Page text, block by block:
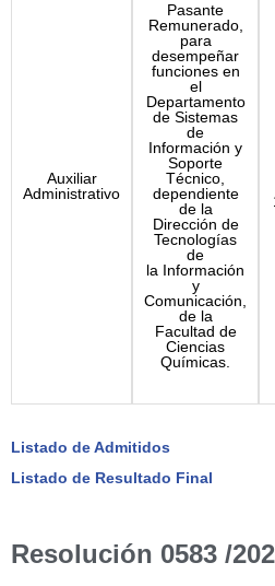
Auxiliar
Administrativo
Pasante
Remunerado,
para
desempeñar
funciones en
el
Departamento
de Sistemas
de
Información y
Soporte
Técnico,
dependiente
de la
Dirección de
Tecnologías
de
la Información
y
Comunicación,
de la
Facultad de
Ciencias
Químicas.
Listado de Admitidos
Listado de Resultado Final
Resolución 0583 /